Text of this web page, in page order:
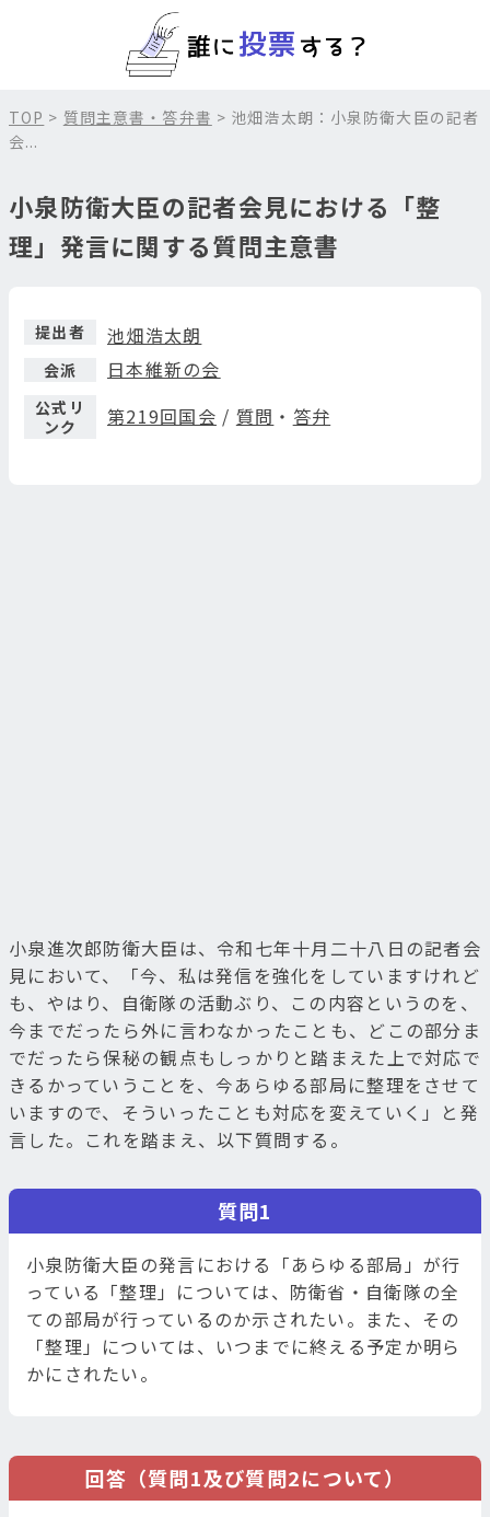
TOP > 質問主意書・答弁書 > 池畑浩太朗：小泉防衛大臣の記者
会...
小泉防衛大臣の記者会見における「整
理」発言に関する質問主意書
提出者 池畑浩太朗
会派 日本維新の会
公式リ
ンク
第219回国会 / 質問 ・ 答弁
小泉進次郎防衛大臣は、令和七年十月二十八日の記者会
見において、「今、私は発信を強化をしていますけれど
も、やはり、自衛隊の活動ぶり、この内容というのを、
今までだったら外に言わなかったことも、どこの部分ま
でだったら保秘の観点もしっかりと踏まえた上で対応で
きるかっていうことを、今あらゆる部局に整理をさせて
いますので、そういったことも対応を変えていく」と発
言した。これを踏まえ、以下質問する。
質問1
小泉防衛大臣の発言における「あらゆる部局」が行
っている「整理」については、防衛省・自衛隊の全
ての部局が行っているのか示されたい。また、その
「整理」については、いつまでに終える予定か明ら
かにされたい。
回答（質問1及び質問2について）